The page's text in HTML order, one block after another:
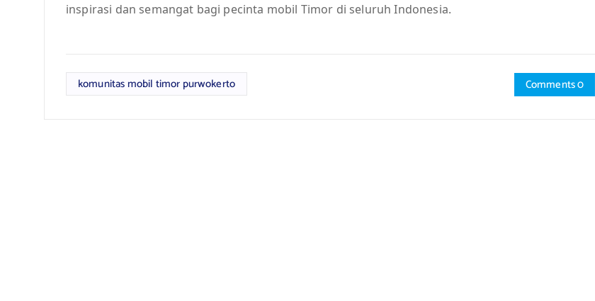
inspirasi dan semangat bagi pecinta mobil Timor di seluruh Indonesia.
komunitas mobil timor purwokerto Comments 0